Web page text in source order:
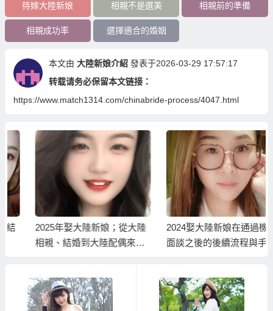
待嫁大陸新娘 相親不是選美 相親前的準備
相親成功率 選擇適合的婚姻
本文由 大陸新娘介紹 發表于2026-03-29 17:57:17
转载请务必保留本文链接：
https://www.match1314.com/chinabride-process/4047.html
2025年娶大陸新娘；從大陸
相親、結婚到大陸配偶來台
2024娶大陸新娘在通過機場
面談之後的後續流程與手